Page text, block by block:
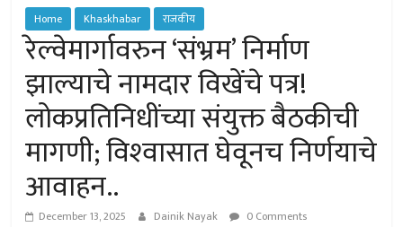
Home Khaskhabar राजकीय
रेल्वेमार्गावरुन ‘संभ्रम’ निर्माण
झाल्याचे नामदार विखेंचे पत्र!
लोकप्रतिनिधींच्या संयुक्त बैठकीची
मागणी; विश्‍वासात घेवूनच निर्णयाचे
आवाहन..
December 13, 2025 Dainik Nayak 0 Comments